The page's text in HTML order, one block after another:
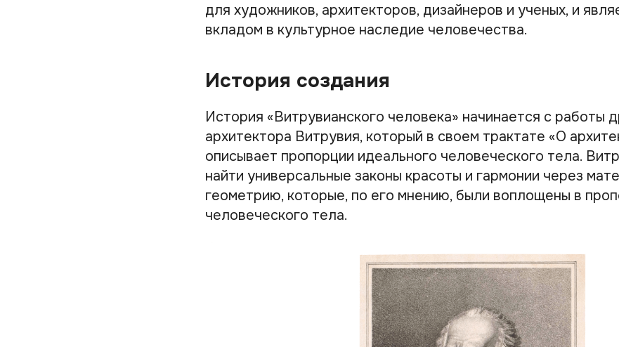
для художников, архитекторов, дизайнеров и ученых, и
вкладом в культурное наследие человечества.
История создания
История «Витрувианского человека» начинается с работы
архитектора Витрувия, который в своем трактате «О
описывает пропорции идеального человеческого тела.
найти универсальные законы красоты и гармонии через
геометрию, которые, по его мнению, были воплощены в
человеческого тела.